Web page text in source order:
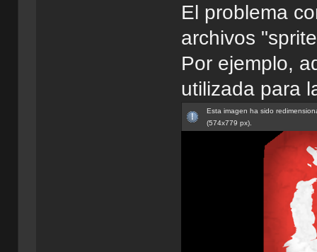
El problema
archivos
Por ejemplo,
utilizada para
Esta imagen ha sido
(574x779 px).